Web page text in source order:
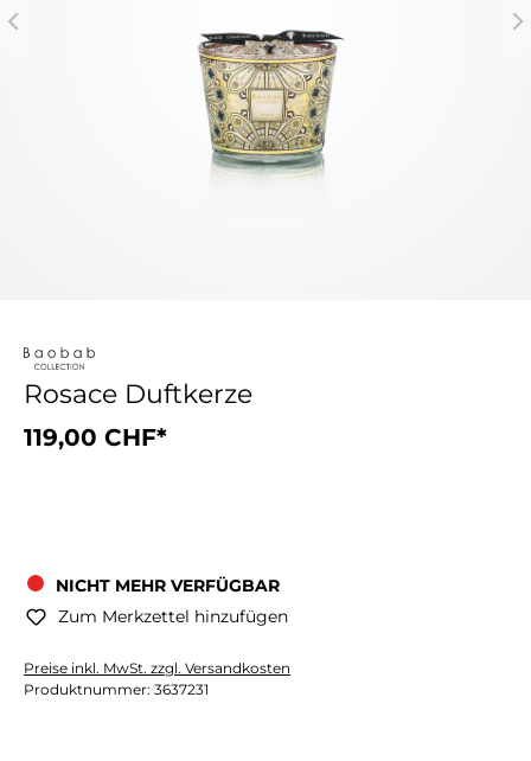
Rosace Duftkerze
119,00 CHF*
NICHT MEHR VERFÜGBAR
Zum Merkzettel hinzufügen
Preise inkl. MwSt. zzgl. Versandkosten
Produktnummer: 3637231